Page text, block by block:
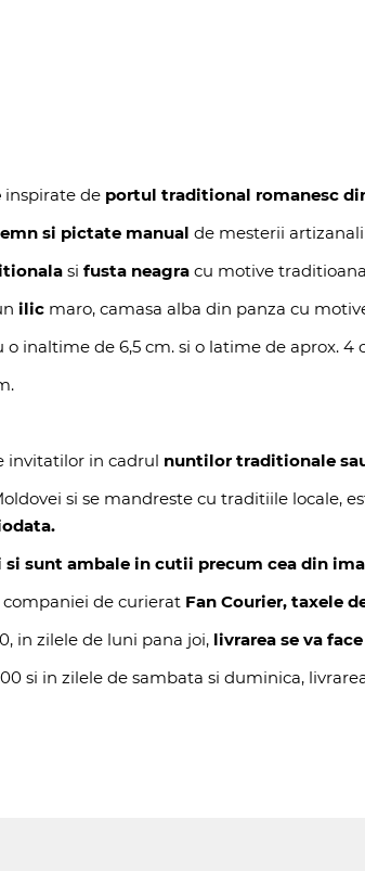
inspirate de portul traditional romanesc
si pictate manual de mesterii
si fusta neagra cu motive
ilic maro, camasa alba din panza cu
inaltime de 6,5 cm. si o latime de aprox. 4
invitatilor in cadrul nuntilor traditionale
si se mandreste cu traditiile locale,
sunt ambale in cutii precum cea din
de curierat Fan Courier, taxele
in zilele de luni pana joi, livrarea se va
si in zilele de sambata si duminica,